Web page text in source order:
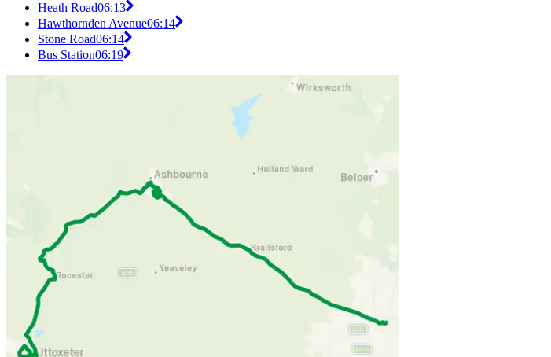
Heath Road06:13
Hawthornden Avenue06:14
Stone Road06:14
Bus Station06:19